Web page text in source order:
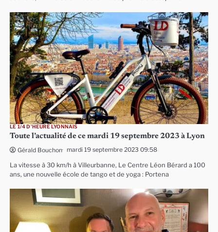
LE 1/4 D'HEURE LYONNAIS
Toute l’actualité de ce mardi 19 septembre 2023 à Lyon
Gérald Bouchon mardi 19 septembre 2023 09:58
La vitesse à 30 km/h à Villeurbanne, Le Centre Léon Bérard a 100
ans, une nouvelle école de tango et de yoga : Portena